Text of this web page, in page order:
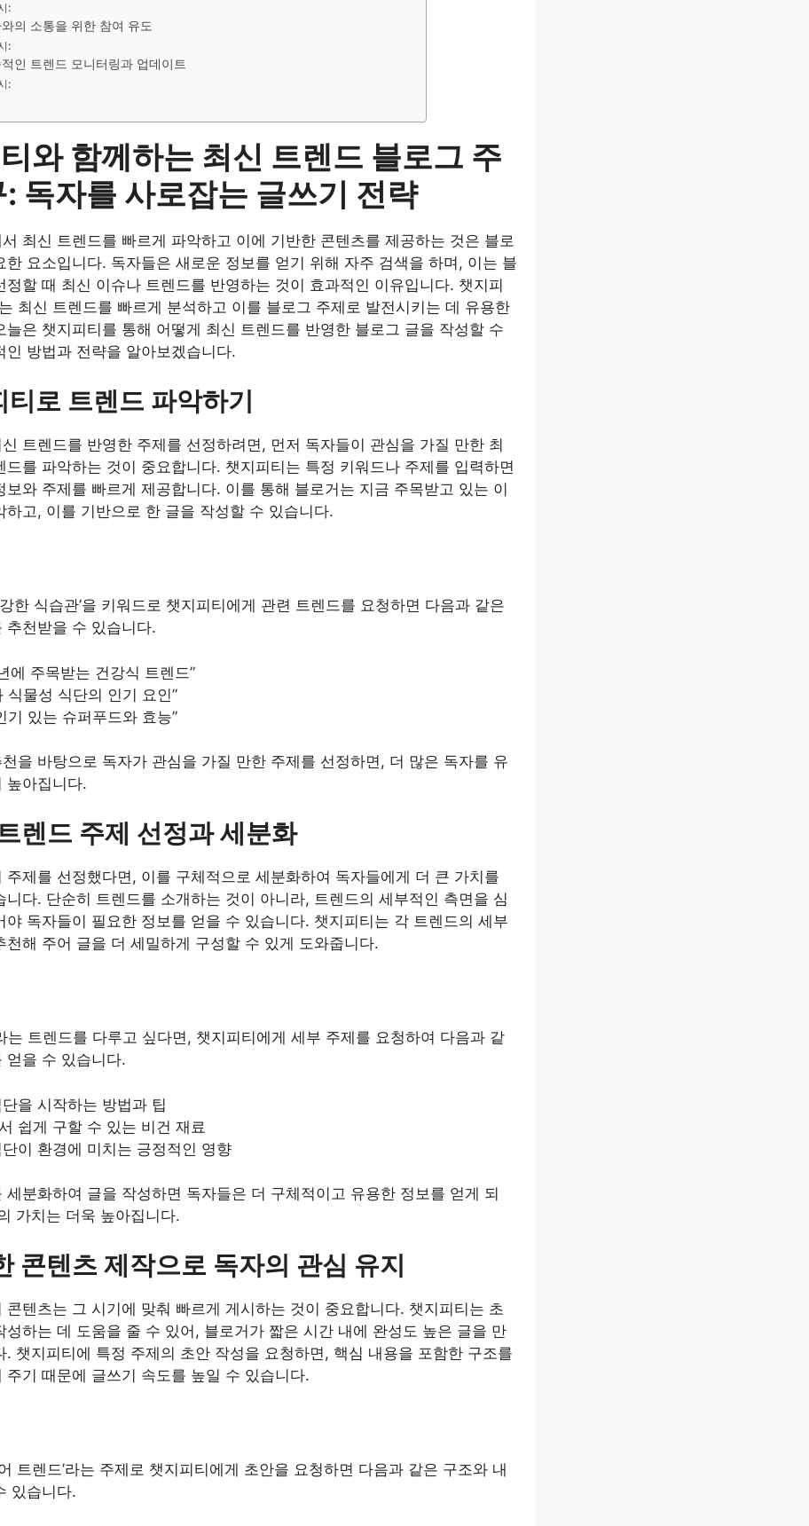
:
의 소통을 위한 참여 유도
:
인 트렌드 모니터링과 업데이트
:
와 함께하는 최신 트렌드 블로그 주
독자를 사로잡는 글쓰기 전략
최신 트렌드를 빠르게 파악하고 이에 기반한 콘텐츠를 제공하는 것은 블로
한 요소입니다. 독자들은 새로운 정보를 얻기 위해 자주 검색을 하며, 이는 블
정할 때 최신 이슈나 트렌드를 반영하는 것이 효과적인 이유입니다. 챗지피
최신 트렌드를 빠르게 분석하고 이를 블로그 주제로 발전시키는 데 유용한
늘은 챗지피티를 통해 어떻게 최신 트렌드를 반영한 블로그 글을 작성할 수
인 방법과 전략을 알아보겠습니다.
티로 트렌드 파악하기
트렌드를 반영한 주제를 선정하려면, 먼저 독자들이 관심을 가질 만한 최
드를 파악하는 것이 중요합니다. 챗지피티는 특정 키워드나 주제를 입력하면
보와 주제를 빠르게 제공합니다. 이를 통해 블로거는 지금 주목받고 있는 이
하고, 이를 기반으로 한 글을 작성할 수 있습니다.
한 식습관’을 키워드로 챗지피티에게 관련 트렌드를 요청하면 다음과 같은
추천받을 수 있습니다.
에 주목받는 건강식 트렌드”
식물성 식단의 인기 요인”
기 있는 슈퍼푸드와 효능”
을 바탕으로 독자가 관심을 가질 만한 주제를 선정하면, 더 많은 독자를 유
높아집니다.
렌드 주제 선정과 세분화
주제를 선정했다면, 이를 구체적으로 세분화하여 독자들에게 더 큰 가치를
니다. 단순히 트렌드를 소개하는 것이 아니라, 트렌드의 세부적인 측면을 심
야 독자들이 필요한 정보를 얻을 수 있습니다. 챗지피티는 각 트렌드의 세부
천해 주어 글을 더 세밀하게 구성할 수 있게 도와줍니다.
는 트렌드를 다루고 싶다면, 챗지피티에게 세부 주제를 요청하여 다음과 같
얻을 수 있습니다.
을 시작하는 방법과 팁
쉽게 구할 수 있는 비건 재료
이 환경에 미치는 긍정적인 영향
세분화하여 글을 작성하면 독자들은 더 구체적이고 유용한 정보를 얻게 되
가치는 더욱 높아집니다.
콘텐츠 제작으로 독자의 관심 유지
콘텐츠는 그 시기에 맞춰 빠르게 게시하는 것이 중요합니다. 챗지피티는 초
성하는 데 도움을 줄 수 있어, 블로거가 짧은 시간 내에 완성도 높은 글을 만
. 챗지피티에 특정 주제의 초안 작성을 요청하면, 핵심 내용을 포함한 구조를
주기 때문에 글쓰기 속도를 높일 수 있습니다.
트렌드’라는 주제로 챗지피티에게 초안을 요청하면 다음과 같은 구조와 내
있습니다.